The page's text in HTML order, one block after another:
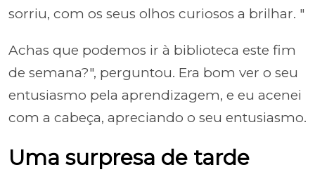
sorriu, com os seus olhos curiosos a brilhar. "
Achas que podemos ir à biblioteca este fim
de semana?", perguntou. Era bom ver o seu
entusiasmo pela aprendizagem, e eu acenei
com a cabeça, apreciando o seu entusiasmo.
Uma surpresa de tarde